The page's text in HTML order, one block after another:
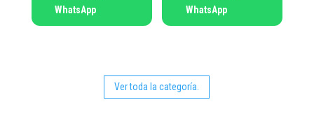
WhatsApp
WhatsApp
Ver toda la categoría.